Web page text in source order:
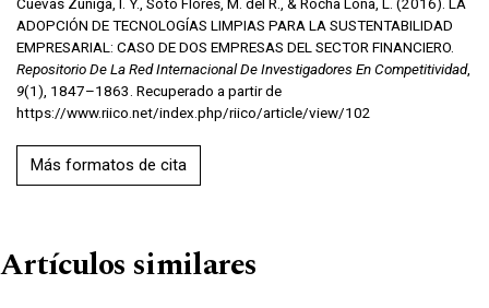
Cuevas Zuñiga, I. Y., Soto Flores, M. del R., & Rocha Lona, L. (2016). LA
ADOPCIÓN DE TECNOLOGÍAS LIMPIAS PARA LA SUSTENTABILIDAD
EMPRESARIAL: CASO DE DOS EMPRESAS DEL SECTOR FINANCIERO.
Repositorio De La Red Internacional De Investigadores En Competitividad,
9(1), 1847–1863. Recuperado a partir de
https://www.riico.net/index.php/riico/article/view/102
Más formatos de cita
Artículos similares